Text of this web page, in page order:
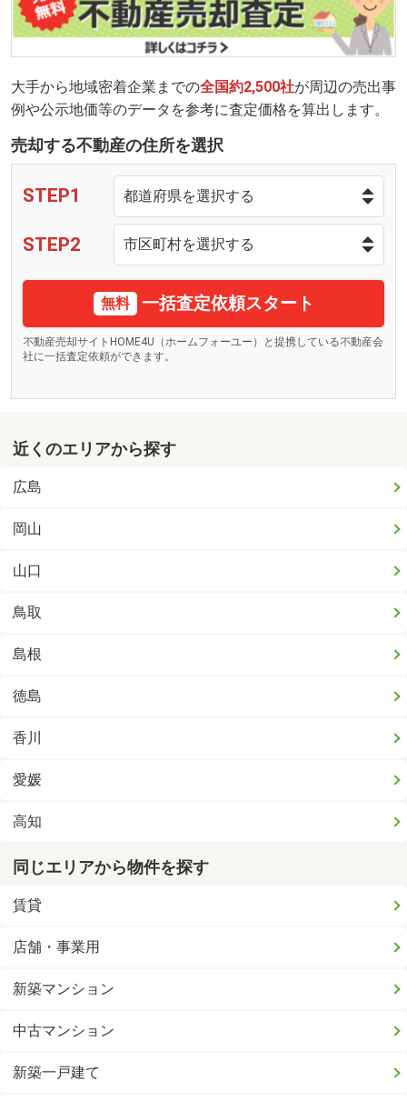
大手から地域密着企業までの全国約2,500社が周辺の売出事
例や公示地価等のデータを参考に査定価格を算出します。
売却する不動産の住所を選択
STEP1
STEP2
無料 一括査定依頼スタート
不動産売却サイトHOME4U（ホームフォーユー）と提携している不動産会
社に一括査定依頼ができます。
近くのエリアから探す
広島
岡山
山口
鳥取
島根
徳島
香川
愛媛
高知
同じエリアから物件を探す
賃貸
店舗・事業用
新築マンション
中古マンション
新築一戸建て